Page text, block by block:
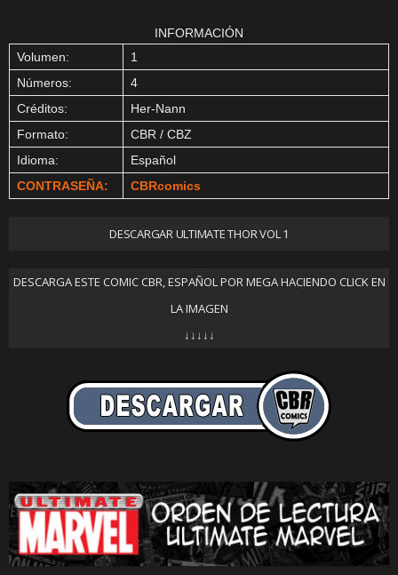
INFORMACIÓN
Volumen:
1
Números:
4
Créditos:
Her-Nann
Formato:
CBR / CBZ
Idioma:
Español
CONTRASEÑA:
CBRcomics
DESCARGAR ULTIMATE THOR VOL 1
DESCARGA ESTE COMIC CBR, ESPAÑOL POR MEGA HACIENDO CLICK EN
LA IMAGEN
↓↓↓↓↓